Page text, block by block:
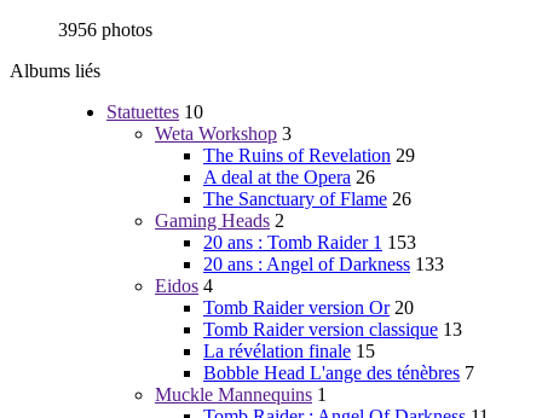
3956 photos
Albums liés
Statuettes 10
Weta Workshop 3
The Ruins of Revelation 29
A deal at the Opera 26
The Sanctuary of Flame 26
Gaming Heads 2
20 ans : Tomb Raider 1 153
20 ans : Angel of Darkness 133
Eidos 4
Tomb Raider version Or 20
Tomb Raider version classique 13
La révélation finale 15
Bobble Head L'ange des ténèbres 7
Muckle Mannequins 1